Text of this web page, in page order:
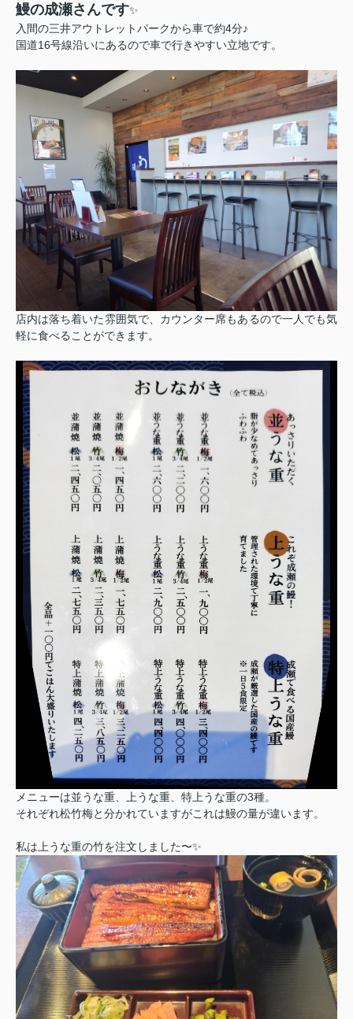
鰻の成瀬さんです✨
入間の三井アウトレットパークから車で約4分♪
国道16号線沿いにあるので車で行きやすい立地です。
店内は落ち着いた雰囲気で、カウンター席もあるので一人でも気
軽に食べることができます。
メニューは並うな重、上うな重、特上うな重の3種。
それぞれ松竹梅と分かれていますがこれは鰻の量が違います。
私は上うな重の竹を注文しました〜✨